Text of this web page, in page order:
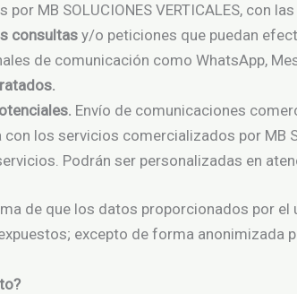
MB SOLUCIONES VERTICALES, con
consultas y/o peticiones que puedan
de comunicación como WhatsApp,
Envío de comunicaciones
los servicios comercializados por MB
Podrán ser personalizadas en
de que los datos proporcionados por
excepto de forma anonimizada